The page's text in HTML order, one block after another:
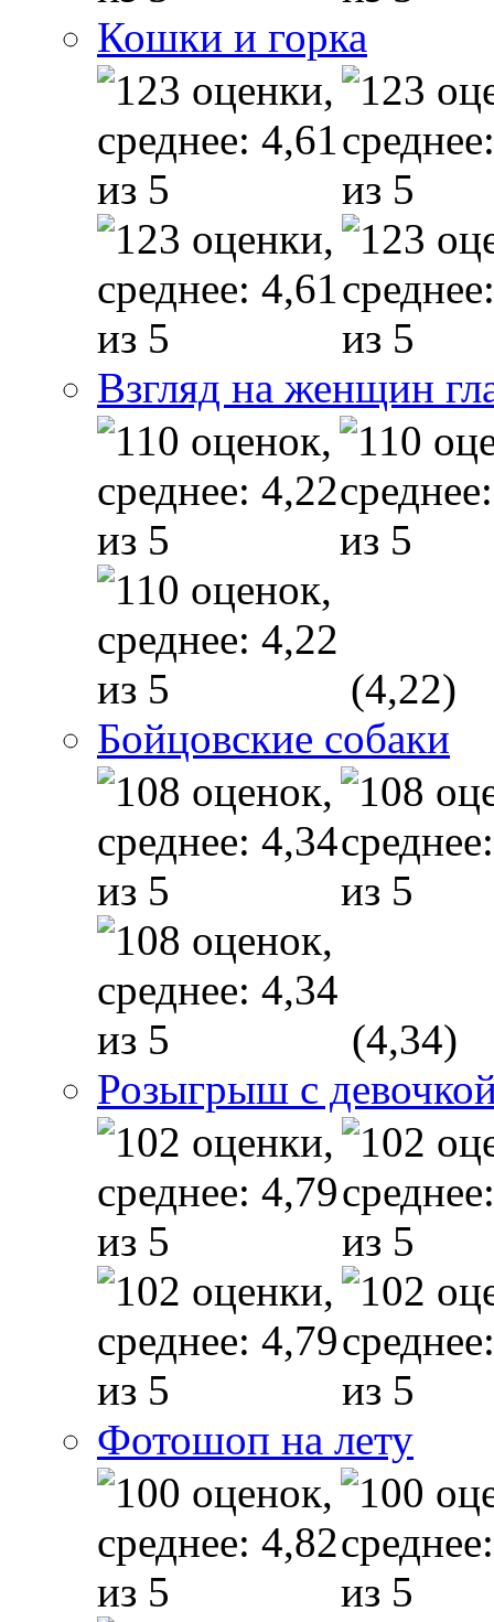
Кошки и горка
Взгляд на женщин
(4,22)
Бойцовские собаки
(4,34)
Розыгрыш с
Фотошоп на лету